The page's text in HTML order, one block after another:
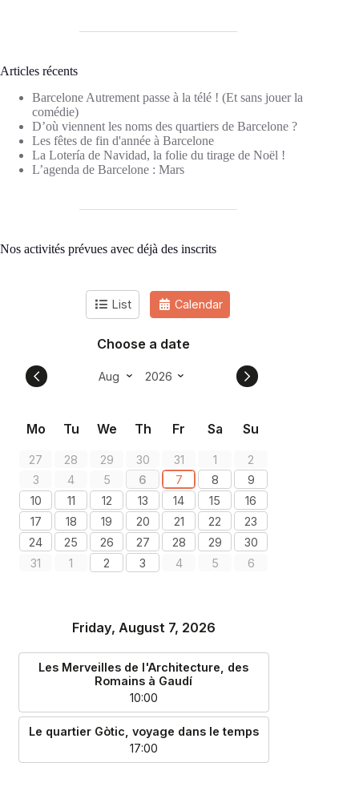
Articles récents
Barcelone Autrement passe à la télé ! (Et sans jouer la
comédie)
D’où viennent les noms des quartiers de Barcelone ?
Les fêtes de fin d'année à Barcelone
La Lotería de Navidad, la folie du tirage de Noël !
L’agenda de Barcelone : Mars
Nos activités prévues avec déjà des inscrits